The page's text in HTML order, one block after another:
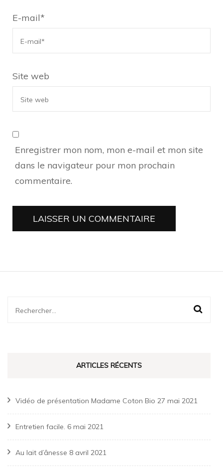
E-mail*
Site web
Enregistrer mon nom, mon e-mail et mon site
dans le navigateur pour mon prochain
commentaire.
Rechercher :
ARTICLES RÉCENTS
Vidéo de présentation Madame Coton Bio 27 mai 2021
Entretien facile. 6 mai 2021
Au lait d’ânesse 8 avril 2021